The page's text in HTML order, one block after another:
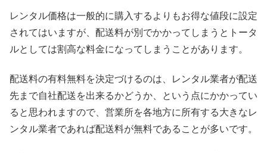
レンタル価格は一般的に購入するよりもお得な値段に設定
されてはいますが、配送料が別でかかってしまうとトータ
ルとしては割高な料金になってしまうことがあります。
配送料の有料無料を決定づけるのは、レンタル業者が配送
先まで自社配送を出来るかどうか、という点にかかってい
ると思われますので、営業所を各地方に所有する大きなレ
ンタル業者であれば配送料が無料であることが多いです。